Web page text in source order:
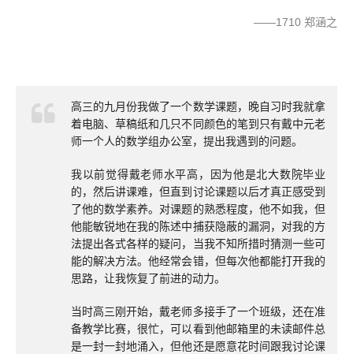
——1710 郑涵之
高三的九月份我做了一个数学课题，晚自习时我就拿
着电脑、草稿纸和几只不同颜色的笔到只有戴中元老
师一个人的数学组办公室，提出我遇到的问题。
我以前觉得戴老师水平高，因为他是北大数院毕业
的，然后讲课难，但直到讨论课题以后才真正感受到
了他的数学素养。对课题的熟悉程度，他不如我，但
他能敏锐地在我的陈述中捕获隐蔽的漏洞，对我的方
法提出各式各样的疑问，当我不知所措时猜测一些可
能的解决方法。他经常会错，但每次他都能打开我的
思路，让我恢复了前进的动力。
当时高三刚开始，戴老师多接手了一个班级，还在准
备教学比赛，很忙，可以看到他邮箱里的未读邮件总
是一封一封地涌入，但他还是愿意花时间跟我讨论课